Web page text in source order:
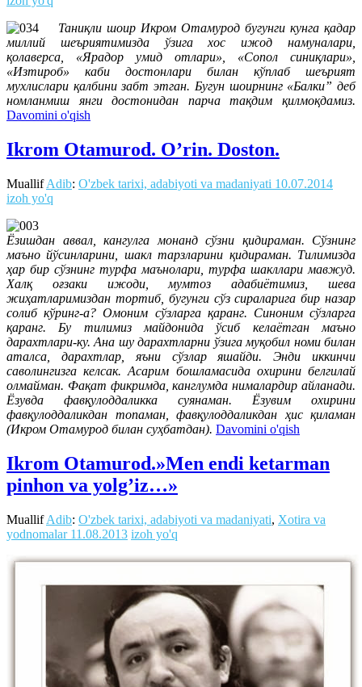
Таниқли шоир Икром Отамурод бугунги кунга қадар
миллий шеъриятимизда ўзига хос ижод намуналари,
қолаверса, «Ярадор умид отлари», «Сопол синиқлари»,
«Изтироб» каби достонлари билан кўплаб шеърият
мухлислари қалбини забт этган. Бугун шоирнинг «Балки” деб
номланмиш янги достонидан парча тақдим қилмоқдамиз.
Davomini o'qish
Ikrom Otamurod. O’rin. Doston.
MuallifAdib: O'zbek tarixi, adabiyoti va madaniyati 10.07.2014
izoh yo'q
Ёзишдан аввал, кангулга монанд сўзни қидираман. Сўзнинг
маъно йўсинларини, шакл тарзларини қидираман. Тилимизда
ҳар бир сўзнинг турфа маънолари, турфа шакллари мавжуд.
Халқ оғзаки ижоди, мумтоз адабиётимиз, шева
жиҳатларимиздан тортиб, бугунги сўз сираларига бир назар
солиб кўринг-а? Омоним сўзларга қаранг. Синоним сўзларга
қаранг. Бу тилимиз майдонида ўсиб келаётган маъно
дарахтлари-ку. Ана шу дарахтларни ўзига муқобил номи билан
аталса, дарахтлар, яъни сўзлар яшайди. Энди иккинчи
саволингизга келсак. Асарим бошламасида охирини белгилай
олмайман. Фақат фикримда, канглумда нималардир айланади.
Ёзувда фавқулоддаликка суянаман. Ёзувим охирини
фавқулоддаликдан топаман, фавқулоддаликдан ҳис қиламан
(Икром Отамурод билан суҳбатдан). Davomini o'qish
Ikrom Otamurod.»Men endi ketarman
pinhon va yolg’iz…»
MuallifAdib: O'zbek tarixi, adabiyoti va madaniyati, Xotira va
yodnomalar 11.08.2013 izoh yo'q